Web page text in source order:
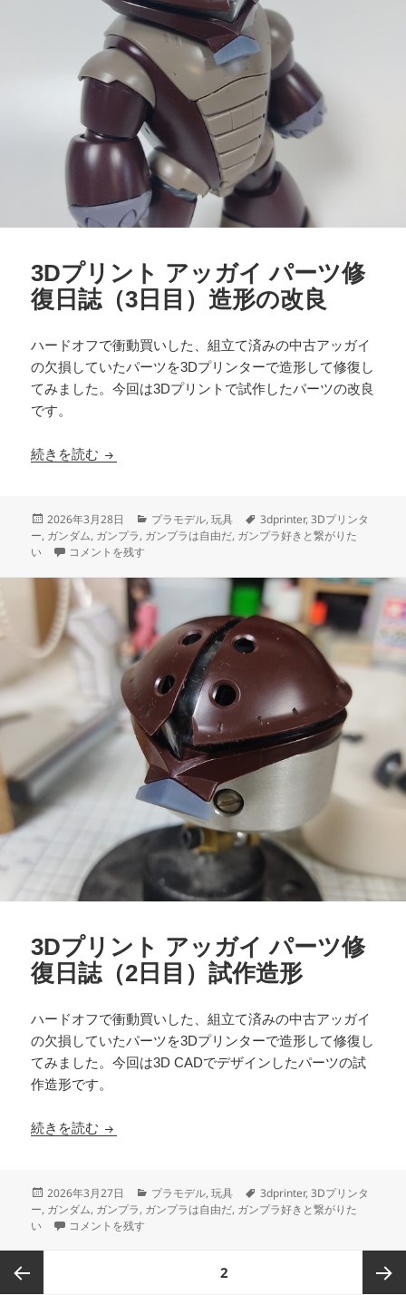
3Dプリント アッガイ パーツ修
復日誌（3日目）造形の改良
ハードオフで衝動買いした、組立て済みの中古アッガイ
の欠損していたパーツを3Dプリンターで造形して修復し
てみました。今回は3Dプリントで試作したパーツの改良
です。
続きを読む 3Dプリント アッガイ パーツ修復日誌（3日目）
投
稿
日:
2026年3月28日
カ
テ
ー
プラモデル,玩具
タ
グ
3dprinter,3Dプリンタ
ー, ガンダム, ガンプラ, ガンプラは自由だ, ガンプラ好きと繋がりた
い
3Dプリント アッガイ パーツ修復日誌（3日目）造形の改良 に
コメントを残す
3Dプリント アッガイ パーツ修
復日誌（2日目）試作造形
ハードオフで衝動買いした、組立て済みの中古アッガイ
の欠損していたパーツを3Dプリンターで造形して修復し
てみました。今回は3D CADでデザインしたパーツの試
作造形です。
続きを読む 3Dプリント アッガイ パーツ修復日誌（2日目）
投
稿
日:
2026年3月27日
カ
テ
プラモデル,玩具
タ
グ
3dprinter,3Dプリンタ
ー, ガンダム, ガンプラ, ガンプラは自由だ, ガンプラ好きと繋がりた
い
3Dプリント アッガイ パーツ修復日誌（2日目）試作造形 に
コメントを残す
ページ2